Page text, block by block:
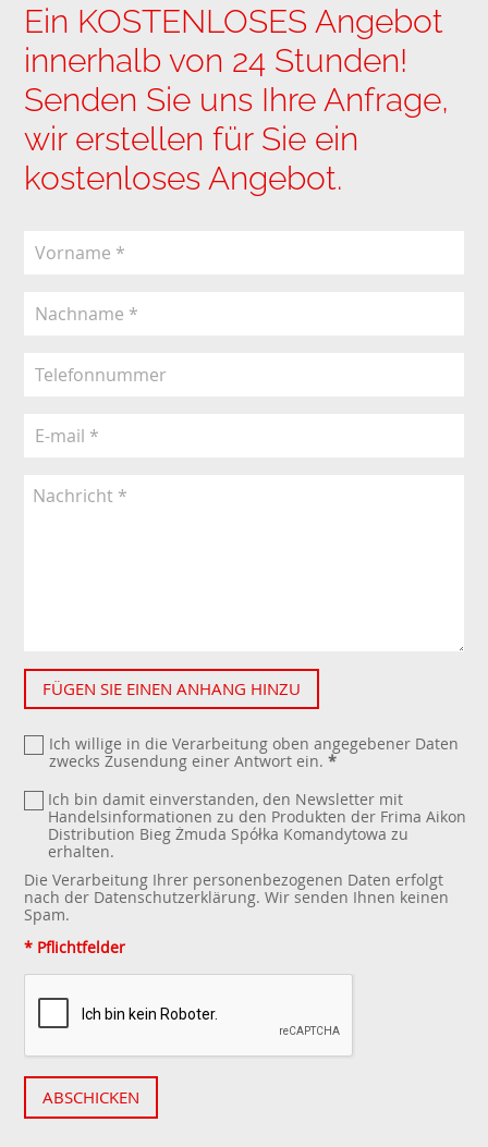
Ein KOSTENLOSES Angebot
innerhalb von 24 Stunden!
Senden Sie uns Ihre Anfrage,
wir erstellen für Sie ein
kostenloses Angebot.
FÜGEN SIE EINEN ANHANG HINZU
Ich willige in die Verarbeitung oben angegebener Daten
zwecks Zusendung einer Antwort ein. *
Ich bin damit einverstanden, den Newsletter mit
Handelsinformationen zu den Produkten der Frima Aikon
Distribution Bieg Żmuda Spółka Komandytowa zu
erhalten.
Die Verarbeitung Ihrer personenbezogenen Daten erfolgt
nach der Datenschutzerklärung. Wir senden Ihnen keinen
Spam.
* Pflichtfelder
ABSCHICKEN